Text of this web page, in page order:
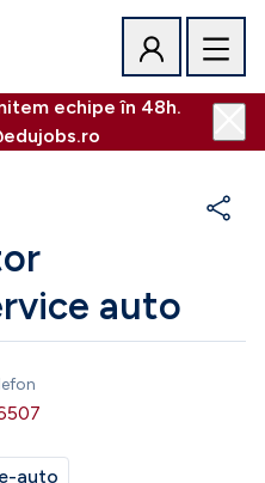
echipe în 48h.
auto
auto